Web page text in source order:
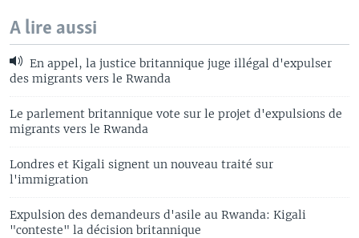
A lire aussi
En appel, la justice britannique juge illégal d'expulser
des migrants vers le Rwanda
Le parlement britannique vote sur le projet d'expulsions de
migrants vers le Rwanda
Londres et Kigali signent un nouveau traité sur
l'immigration
Expulsion des demandeurs d'asile au Rwanda: Kigali
"conteste" la décision britannique